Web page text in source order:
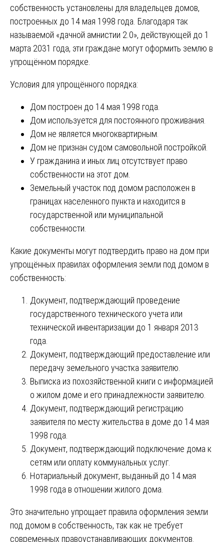
собственность установлены для владельцев домов,
построенных до 14 мая 1998 года. Благодаря так
называемой «дачной амнистии 2.0», действующей до 1
марта 2031 года, эти граждане могут оформить землю в
упрощённом порядке.
Условия для упрощённого порядка:
Дом построен до 14 мая 1998 года.
Дом используется для постоянного проживания.
Дом не является многоквартирным.
Дом не признан судом самовольной постройкой.
У гражданина и иных лиц отсутствует право
собственности на этот дом.
Земельный участок под домом расположен в
границах населенного пункта и находится в
государственной или муниципальной
собственности.
Какие документы могут подтвердить право на дом при
упрощённых правилах оформления земли под домом в
собственность:
Документ, подтверждающий проведение
государственного технического учета или
технической инвентаризации до 1 января 2013
года.
Документ, подтверждающий предоставление или
передачу земельного участка заявителю.
Выписка из похозяйственной книги с информацией
о жилом доме и его принадлежности заявителю.
Документ, подтверждающий регистрацию
заявителя по месту жительства в доме до 14 мая
1998 года.
Документ, подтверждающий подключение дома к
сетям или оплату коммунальных услуг.
Нотариальный документ, выданный до 14 мая
1998 года в отношении жилого дома.
Это значительно упрощает правила оформления земли
под домом в собственность, так как не требует
современных правоустанавливающих документов.